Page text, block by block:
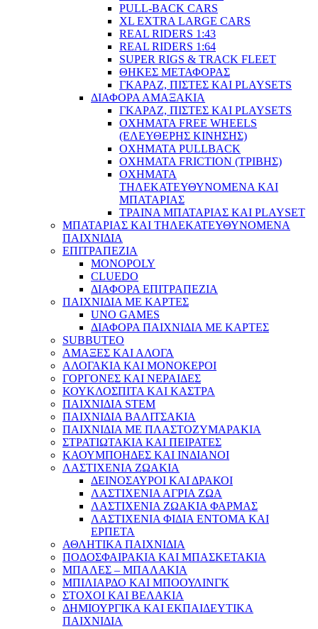
PULL-BACK CARS
XL EXTRA LARGE CARS
REAL RIDERS 1:43
REAL RIDERS 1:64
SUPER RIGS & TRACK FLEET
ΘΗΚΕΣ ΜΕΤΑΦΟΡΑΣ
ΓΚΑΡΑΖ, ΠΙΣΤΕΣ ΚΑΙ PLAYSETS
ΔΙΑΦΟΡΑ ΑΜΑΞΑΚΙΑ
ΓΚΑΡΑΖ, ΠΙΣΤΕΣ ΚΑΙ PLAYSETS
ΟΧΗΜΑΤΑ FREE WHEELS
(ΕΛΕΥΘΕΡΗΣ ΚΙΝΗΣΗΣ)
ΟΧΗΜΑΤΑ PULLBACK
ΟΧΗΜΑΤΑ FRICTION (ΤΡΙΒΗΣ)
ΟΧΗΜΑΤΑ
ΤΗΛΕΚΑΤΕΥΘΥΝΟΜΕΝΑ ΚΑΙ
ΜΠΑΤΑΡΙΑΣ
ΤΡΑΙΝΑ ΜΠΑΤΑΡΙΑΣ ΚΑΙ PLAYSET
ΜΠΑΤΑΡΙΑΣ ΚΑΙ ΤΗΛΕΚΑΤΕΥΘΥΝΟΜΕΝΑ
ΠΑΙΧΝΙΔΙΑ
ΕΠΙΤΡΑΠΕΖΙΑ
MONOPOLY
CLUEDO
ΔΙΑΦΟΡΑ ΕΠΙΤΡΑΠΕΖΙΑ
ΠΑΙΧΝΙΔΙΑ ΜΕ ΚΑΡΤΕΣ
UNO GAMES
ΔΙΑΦΟΡΑ ΠΑΙΧΝΙΔΙΑ ΜΕ ΚΑΡΤΕΣ
SUBBUTEO
ΑΜΑΞΕΣ ΚΑΙ ΑΛΟΓΑ
ΑΛΟΓΑΚΙΑ ΚΑΙ ΜΟΝΟΚΕΡΟΙ
ΓΟΡΓΟΝΕΣ ΚΑΙ ΝΕΡΑΙΔΕΣ
ΚΟΥΚΛΟΣΠΙΤΑ ΚΑΙ ΚΑΣΤΡΑ
ΠΑΙΧΝΙΔΙΑ STEM
ΠΑΙΧΝΙΔΙΑ ΒΑΛΙΤΣΑΚΙΑ
ΠΑΙΧΝΙΔΙΑ ΜΕ ΠΛΑΣΤΟΖΥΜΑΡΑΚΙΑ
ΣΤΡΑΤΙΩΤΑΚΙΑ ΚΑΙ ΠΕΙΡΑΤΕΣ
ΚΑΟΥΜΠΟΗΔΕΣ ΚΑΙ ΙΝΔΙΑΝΟΙ
ΛΑΣΤΙΧΕΝΙΑ ΖΩΑΚΙΑ
ΔΕΙΝΟΣΑΥΡΟΙ ΚΑΙ ΔΡΑΚΟΙ
ΛΑΣΤΙΧΕΝΙΑ ΑΓΡΙΑ ΖΩΑ
ΛΑΣΤΙΧΕΝΙΑ ΖΩΑΚΙΑ ΦΑΡΜΑΣ
ΛΑΣΤΙΧΕΝΙΑ ΦΙΔΙΑ ΕΝΤΟΜΑ ΚΑΙ
ΕΡΠΕΤΑ
ΑΘΛΗΤΙΚΑ ΠΑΙΧΝΙΔΙΑ
ΠΟΔΟΣΦΑΙΡΑΚΙΑ ΚΑΙ ΜΠΑΣΚΕΤΑΚΙΑ
ΜΠΑΛΕΣ – ΜΠΑΛΑΚΙΑ
ΜΠΙΛΙΑΡΔΟ ΚΑΙ ΜΠΟΟΥΛΙΝΓΚ
ΣΤΟΧΟΙ ΚΑΙ ΒΕΛΑΚΙΑ
ΔΗΜΙΟΥΡΓΙΚΑ ΚΑΙ ΕΚΠΑΙΔΕΥΤΙΚΑ
ΠΑΙΧΝΙΔΙΑ